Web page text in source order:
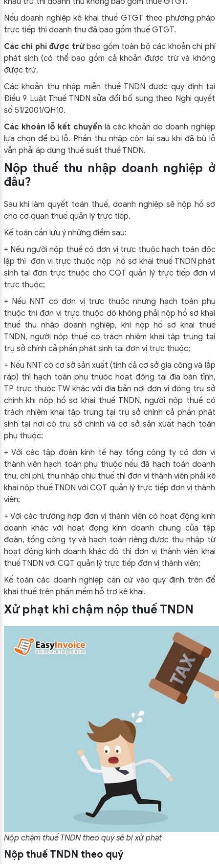
Nếu doanh nghiệp kê khai thuế GTGT theo phương pháp
trực tiếp thì doanh thu đã bao gồm thuế GTGT.
Các chi phí được trừbao gồm toàn bộ các khoản chi phí
phát sinh (có thể bao gồm cả khoản được trừ và không
được trừ.
Các khoản thu nhập miễn thuế TNDN được quy định tại
Điều 9 Luật Thuế TNDN sửa đổi bổ sung theo Nghị quyết
số 51/2001/QH10.
Các khoản lỗ kết chuyển là các khoản do doanh nghiệp
lựa chọn để bù lỗ. Phần thu nhập còn lại sau khi đã bù lỗ
vẫn phải áp dụng thuế suất thuế TNDN.
Nộp thuế thu nhập doanh nghiệp ở
đâu?
Sau khi làm quyết toán thuế, doanh nghiệp sẽ nộp hồ sơ
cho cơ quan thuế quản lý trực tiếp.
Kế toán cần lưu ý những điểm sau:
+ Nếu người nộp thuế có đơn vị trực thuộc hạch toán độc
lập thì đơn vị trực thuộc nộp hồ sơ khai thuế TNDN phát
sinh tại đơn trực thuộc cho CQT quản lý trực tiếp đơn vị
trực thuộc;
+ Nếu NNT có đơn vị trực thuộc nhưng hạch toán phụ
thuộc thì đơn vị trực thuộc dó không phải nộp hồ sơ khai
thuế thu nhập doanh nghiệp, khi nộp hồ sơ khai thuế
TNDN, người nộp thuế có trách nhiệm khai tập trung tại
trụ sở chính cả phần phát sinh tại đơn vị trực thuộc;
+ Nếu NNT có cơ sở sản xuất (tính cả cơ sở gia công và lắp
ráp) thì hạch toán phụ thuộc hoạt động tai địa bàn tỉnh,
TP trực thuộc TW khác với địa bản nơi đơn vị đóng trụ sở
chính khi nôp hồ sơ khai thuế TNDN, người nộp thuế có
trách nhiệm khai tập trung tại trụ sở chính cả phần phát
sinh tại nơi có trụ sở chính và cơ sở sản xuất hạch toán
phụ thuộc;
+ Với các tập đoàn kinh tế hay tổng công ty có đơn vị
thành viên hạch toán phụ thuộc nếu đã hạch toán doanh
thu, chi phí, thu nhập chịu thuế thì đơn vị thành viên phải kê
khai nộp thuế TNDN với CQT quản lý trực tiếp đơn vị thành
viên;
+ Với các trường hợp đơn vị thành viên có hoạt động kinh
doanh khác với hoạt đọng kinh doanh chung của tập
đoàn, tổng công ty và hạch toán riêng được thu nhập từ
hoạt động kinh doanh khác đó thì đơn vị thành viên khai
thuế TNDN với CQT quản lý trực tiếp đơn vị thành viên;
Kế toán các doanh nghiệp căn cứ vào quy định trên để
khai thuế trên phần mềm hỗ trợ kê khai.
Xử phạt khi chậm nộp thuế TNDN
Nộp chậm thuế TNDN theo quý sẽ bị xử phạt
Nộp thuế TNDN theo quý